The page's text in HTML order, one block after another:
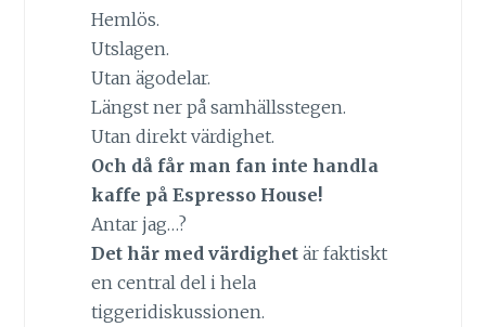
Hemlös.
Utslagen.
Utan ägodelar.
Längst ner på samhällsstegen.
Utan direkt värdighet.
Och då får man fan inte handla
kaffe på Espresso House!
Antar jag…?
Det här med värdighetär faktiskt
en central del i hela
tiggeridiskussionen.